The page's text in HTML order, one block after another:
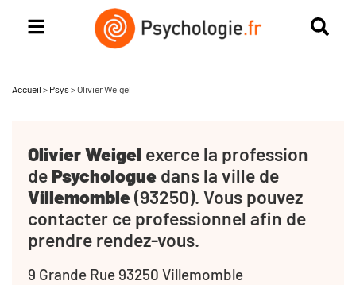
Accueil > Psys >Olivier Weigel
Olivier Weigel exerce la profession
dePsychologue dans la ville de
Villemomble(93250). Vous pouvez
contacter ce professionnel afin de
prendre rendez-vous.
9 Grande Rue 93250 Villemomble